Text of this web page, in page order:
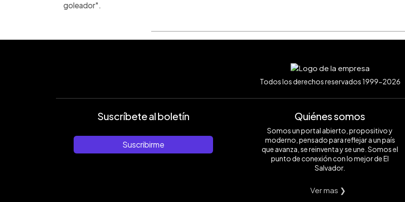
goleador".
Todos los derechos reservados 1999-2026
Suscríbete al boletín
Suscribirme
Quiénes somos
Somos un portal abierto, propositivo y
moderno, pensado para reflejar a un país
que avanza, se reinventa y se une. Somos el
punto de conexión con lo mejor de El
Salvador.
Ver mas ❯